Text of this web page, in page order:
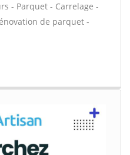
- Parquet - Carrelage -
de parquet -